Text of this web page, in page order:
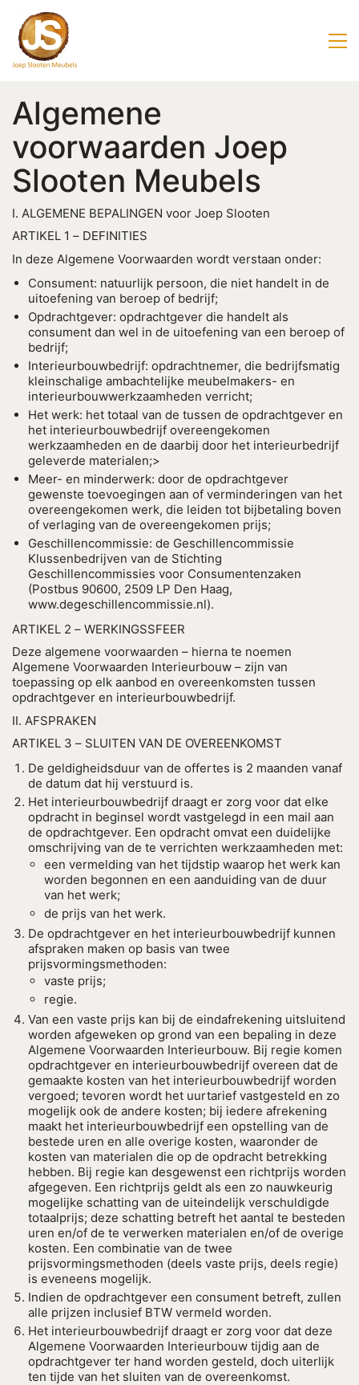
Algemene
voorwaarden Joep
Slooten Meubels
I. ALGEMENE BEPALINGEN voor Joep Slooten
ARTIKEL 1 – DEFINITIES
In deze Algemene Voorwaarden wordt verstaan onder:
Consument: natuurlijk persoon, die niet handelt in de
uitoefening van beroep of bedrijf;
Opdrachtgever: opdrachtgever die handelt als
consument dan wel in de uitoefening van een beroep of
bedrijf;
Interieurbouwbedrijf: opdrachtnemer, die bedrijfsmatig
kleinschalige ambachtelijke meubelmakers- en
interieurbouwwerkzaamheden verricht;
Het werk: het totaal van de tussen de opdrachtgever en
het interieurbouwbedrijf overeengekomen
werkzaamheden en de daarbij door het interieurbedrijf
geleverde materialen;>
Meer- en minderwerk: door de opdrachtgever
gewenste toevoegingen aan of verminderingen van het
overeengekomen werk, die leiden tot bijbetaling boven
of verlaging van de overeengekomen prijs;
Geschillencommissie: de Geschillencommissie
Klussenbedrijven van de Stichting
Geschillencommissies voor Consumentenzaken
(Postbus 90600, 2509 LP Den Haag,
www.degeschillencommissie.nl).
ARTIKEL 2 – WERKINGSSFEER
Deze algemene voorwaarden – hierna te noemen
Algemene Voorwaarden Interieurbouw – zijn van
toepassing op elk aanbod en overeenkomsten tussen
opdrachtgever en interieurbouwbedrijf.
II. AFSPRAKEN
ARTIKEL 3 – SLUITEN VAN DE OVEREENKOMST
De geldigheidsduur van de offertes is 2 maanden vanaf
de datum dat hij verstuurd is.
Het interieurbouwbedrijf draagt er zorg voor dat elke
opdracht in beginsel wordt vastgelegd in een mail aan
de opdrachtgever. Een opdracht omvat een duidelijke
omschrijving van de te verrichten werkzaamheden met:
een vermelding van het tijdstip waarop het werk kan
worden begonnen en een aanduiding van de duur
van het werk;
de prijs van het werk.
De opdrachtgever en het interieurbouwbedrijf kunnen
afspraken maken op basis van twee
prijsvormingsmethoden:
vaste prijs;
regie.
Van een vaste prijs kan bij de eindafrekening uitsluitend
worden afgeweken op grond van een bepaling in deze
Algemene Voorwaarden Interieurbouw. Bij regie komen
opdrachtgever en interieurbouwbedrijf overeen dat de
gemaakte kosten van het interieurbouwbedrijf worden
vergoed; tevoren wordt het uurtarief vastgesteld en zo
mogelijk ook de andere kosten; bij iedere afrekening
maakt het interieurbouwbedrijf een opstelling van de
bestede uren en alle overige kosten, waaronder de
kosten van materialen die op de opdracht betrekking
hebben. Bij regie kan desgewenst een richtprijs worden
afgegeven. Een richtprijs geldt als een zo nauwkeurig
mogelijke schatting van de uiteindelijk verschuldigde
totaalprijs; deze schatting betreft het aantal te besteden
uren en/of de te verwerken materialen en/of de overige
kosten. Een combinatie van de twee
prijsvormingsmethoden (deels vaste prijs, deels regie)
is eveneens mogelijk.
Indien de opdrachtgever een consument betreft, zullen
alle prijzen inclusief BTW vermeld worden.
Het interieurbouwbedrijf draagt er zorg voor dat deze
Algemene Voorwaarden Interieurbouw tijdig aan de
opdrachtgever ter hand worden gesteld, doch uiterlijk
ten tijde van het sluiten van de overeenkomst.